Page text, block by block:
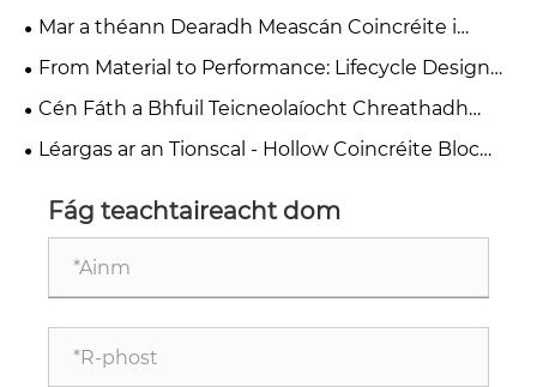
Roghnaigh Idir Modhanna Easbhrúite agus Fionraí
Mar a théann Dearadh Meascán Coincréite i
bhfeidhm go díreach ar Roghnú Ábhar Múnla
From Material to Performance: Lifecycle Design
Principles for High-Quality Concrete Steel Moulds
Cén Fáth a Bhfuil Teicneolaíocht Chreathadh
Servo Eochair do Dhéanamh Bloc Coincréite?
Léargas ar an Tionscal - Hollow Coincréite Bloc
Fág teachtaireacht dom